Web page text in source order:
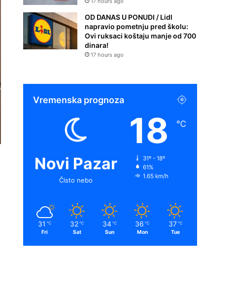
OD DANAS U PONUDI / Lidl
napravio pometnju pred školu:
Ovi ruksaci koštaju manje od 700
dinara!
17 hours ago
Vremenska prognoza
Novi Pazar
Čisto nebo
18 ℃
31º - 18º
61%
1.65 km/h
31 ℃
Fri
32 ℃
Sat
34 ℃
Sun
36 ℃
Mon
37 ℃
Tue